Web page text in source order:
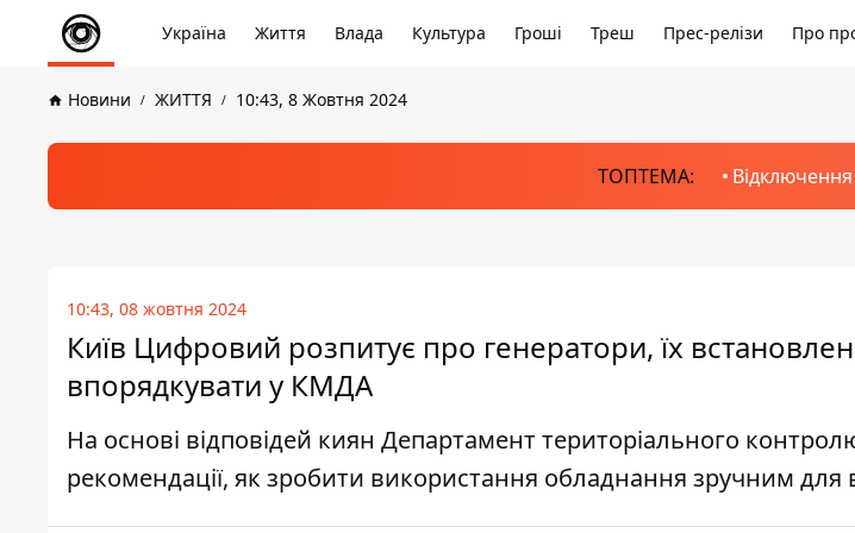
Україна Життя Влада Культура Гроші Треш Прес-релізи Про
Новини ЖИТТЯ 10:43, 8 Жовтня 2024
ТОПТЕМА: Відключення
10:43, 08 жовтня 2024
Київ Цифровий розпитує про генератори, їх
впорядкувати у КМДА
На основі відповідей киян Департамент територіального
рекомендації, як зробити використання обладнання зручним для